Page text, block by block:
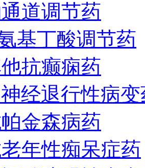
道调节药
基丁酸调节药
抗癫痫药
经退行性病
金森病药
年性痴呆症药